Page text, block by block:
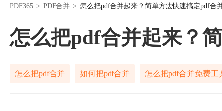
PDF365 > PDF合并 > 怎么把pdf合并起来？简单方法快速搞定pdf合
怎么把pdf合并起来？
怎么把pdf合并 如何把pdf合并 怎么把pdf合并免费工